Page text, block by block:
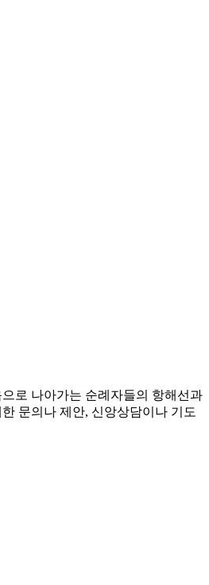
로 나아가는 순례자들의 항해선과
문의나 제안, 신앙상담이나 기도